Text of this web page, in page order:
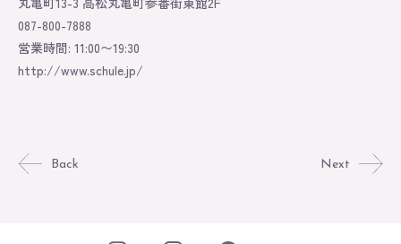
087-800-7888
営業時間: 11:00〜19:30
http://www.schule.jp/
Back Next